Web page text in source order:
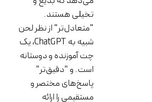
تخیلی هستند.
"متعادل‌تر" از نظر لحن
شبیه به ChatGPT، یک
چت آموزنده و دوستانه
است. و "دقیق‌تر"
پاسخ‌های مختصر و
مستقیمی را ارائه